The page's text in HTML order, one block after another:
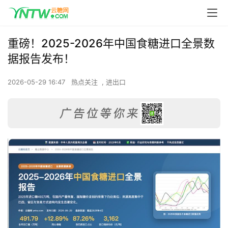
重磅！2025-2026年中国食糖进口全景数
据报告发布！
2026-05-29 16:47 热点关注 , 进出口